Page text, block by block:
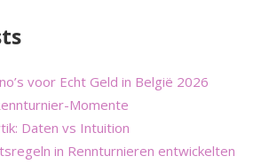
voor Echt Geld in België 2026
Momente
Daten vs Intuition
in Rennturnieren entwickelten